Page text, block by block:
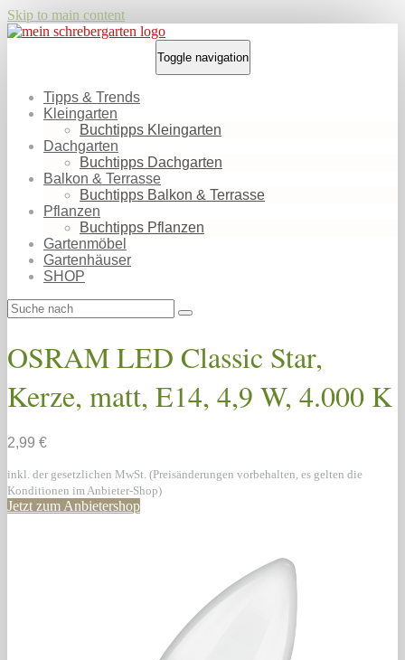
Skip to main content
Toggle navigation
Tipps & Trends
Kleingarten
Buchtipps Kleingarten
Dachgarten
Buchtipps Dachgarten
Balkon & Terrasse
Buchtipps Balkon & Terrasse
Pflanzen
Buchtipps Pflanzen
Gartenmöbel
Gartenhäuser
SHOP
OSRAM LED Classic Star,
Kerze, matt, E14, 4,9 W, 4.000 K
2,99 €
inkl. der gesetzlichen MwSt. (Preisänderungen vorbehalten, es gelten die
Konditionen im Anbieter-Shop)
Jetzt zum Anbietershop